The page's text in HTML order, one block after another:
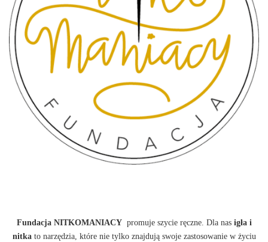
Fundacja NITKOMANIACY promuje szycie ręczne. Dla nas igła i
nitkato narzędzia, które nie tylko znajdują swoje zastosowanie w życiu